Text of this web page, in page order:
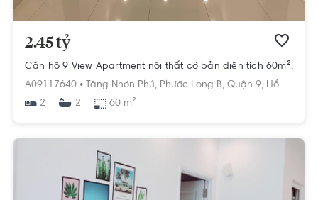
2.45 tỷ
Căn hộ 9 View Apartment nội thất cơ bản diện tích 60m².
A09117640 •
Tăng Nhơn Phú, Phước Long B, Quận 9, Hồ Chí Minh
2
2 60 m²